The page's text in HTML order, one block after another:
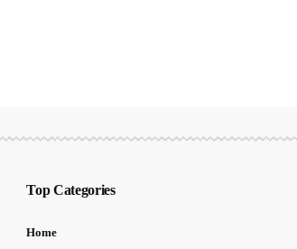
Top Categories
Home